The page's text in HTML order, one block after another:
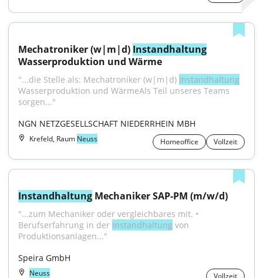
Mechatroniker (w|m|d) Instandhaltung
Wasserproduktion und Wärme
"...die Stelle als: Mechatroniker (w|m|d) Instandhaltung
Wasserproduktion und WärmeAls Teil unseres Teams
sorgen..."
NGN NETZGESELLSCHAFT NIEDERRHEIN MBH
Krefeld, Raum Neuss Homeoffice Vollzeit
Instandhaltung Mechaniker SAP-PM (m/w/d)
"...zum Mechaniker oder vergleichbares mit. •
Berufserfahrung in der Instandhaltung von
Produktionsanlagen..."
Speira GmbH
Neuss Vollzeit